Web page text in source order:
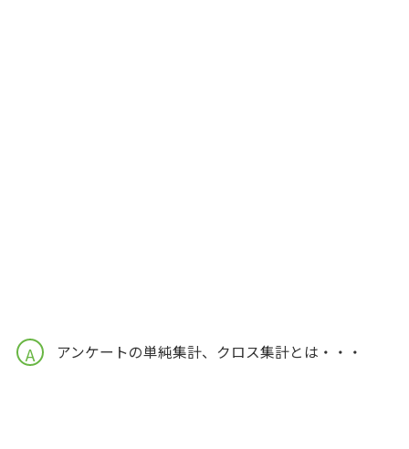
A アンケートの単純集計、クロス集計とは・・・